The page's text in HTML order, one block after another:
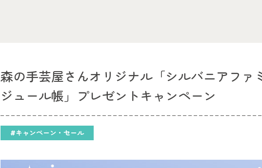
森の手芸屋さんオリジナル「シルバニアファ
ジュール帳」プレゼントキャンペーン
#キャンペーン・セール